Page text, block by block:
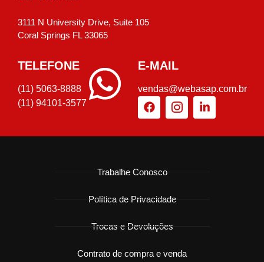
3111 N University Drive, Suite 105
Coral Springs FL 33065
TELEFONE
(11) 5063-8888
(11) 94101-3577
E-MAIL
vendas@webasap.com.br
Trabalhe Conosco
Política de Privacidade
Trocas e Devoluções
Contrato de compra e venda